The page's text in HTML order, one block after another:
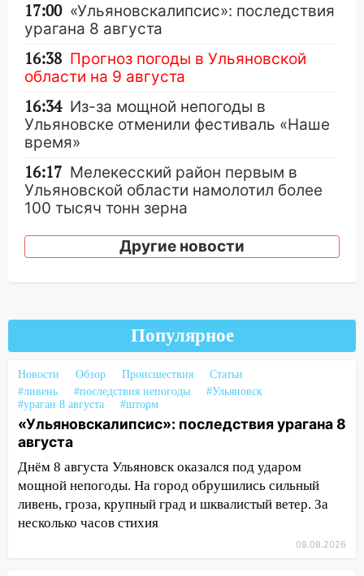
17:00 «Ульяновскалипсис»: последствия
урагана 8 августа
16:38 Прогноз погоды в Ульяновской
области на 9 августа
16:34 Из-за мощной непогоды в
Ульяновске отменили фестиваль «Наше
время»
16:17 Мелекесский район первым в
Ульяновской области намолотил более
100 тысяч тонн зерна
15:17 В колледжи и техникумы
Ульяновской области подали более 10
после шторма: поваленные деревья и
затопленные улицы
14:28
Ураган вырвал остановку на улице
Деева в Заволжье
14:26 Жители Ульяновска сами
пытаются расчистить ливнёвки, не
дождавшись коммунальщиков
14:16 Шторм продолжает ломать город:
на улице Любови Шевцовой рухнул
светофор
Студента из Ульяновска обманули
Другие новости
Популярное
Новости Обзор Происшествия
Статьи
#ливень
#последствия непогоды
#Ульяновск
#ураган 8 августа
#шторм
«Ульяновскалипсис»: последствия урагана 8
августа
Днём 8 августа Ульяновск оказался под ударом
мощной непогоды. На город обрушились сильный
ливень, гроза, крупный град и шквалистый ветер. За
несколько часов стихия
08.08.2026